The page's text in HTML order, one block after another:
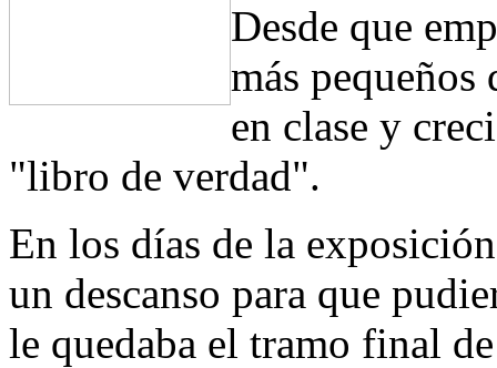
Desde que
más
en clase y
"libro de verdad".
En los días de la
un descanso para que
le quedaba el tramo final